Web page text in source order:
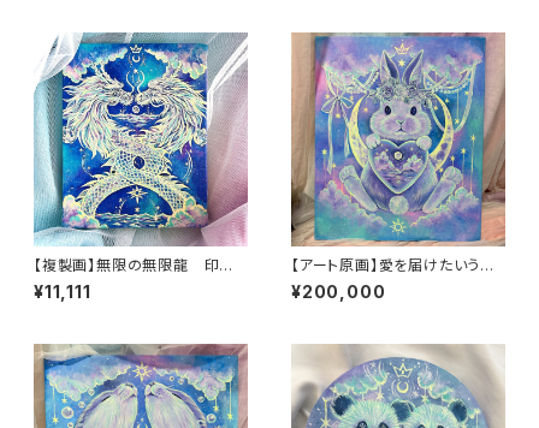
【複製画】無限の無限龍 印
刷 可能性を広げる 木製パネ
ル 14cm×18cm
¥11,111
【アート原画】愛を届けたいうさ
ぎ 1点もの アクリル画
¥200,000